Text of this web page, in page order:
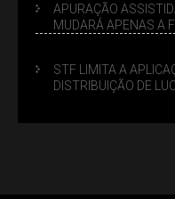
APURAÇÃO
MUDARÁ APENAS A
STF LIMITA A
DISTRIBUIÇÃO DE